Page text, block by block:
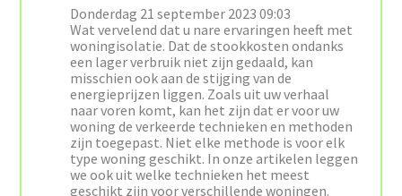
Donderdag 21 september 2023 09:03
Wat vervelend dat u nare ervaringen heeft met
woningisolatie. Dat de stookkosten ondanks
een lager verbruik niet zijn gedaald, kan
misschien ook aan de stijging van de
energieprijzen liggen. Zoals uit uw verhaal
naar voren komt, kan het zijn dat er voor uw
woning de verkeerde technieken en methoden
zijn toegepast. Niet elke methode is voor elk
type woning geschikt. In onze artikelen leggen
we ook uit welke technieken het meest
geschikt zijn voor verschillende woningen.